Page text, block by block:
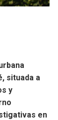
situada a
y
en